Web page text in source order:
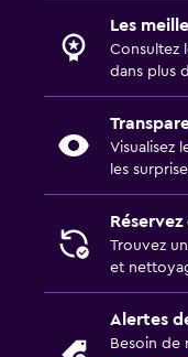
Les
Consultez
dans plus
Visualisez
les
Trouvez
et
Alertes
Besoin de